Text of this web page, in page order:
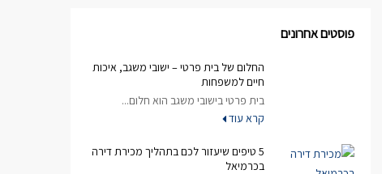
פוסטים אחרונים
החלום של בית פרטי – ישובי משגב, איכות
חיים למשפחות
בית פרטי בישובי משגב הוא חלום...
קרא עוד
5 טיפים שיעזור לכם בתהליך מכירת דירה
בכרמיאל